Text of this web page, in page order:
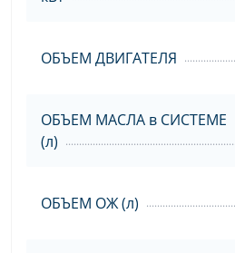
ОБЪЕМ ДВИГАТЕЛЯ
ОБЪЕМ МАСЛА в СИСТЕМЕ
(л)
ОБЪЕМ ОЖ (л)